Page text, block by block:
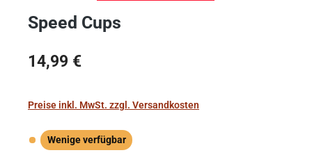
Speed Cups
Regulärer Preis:
14,99 €
Preise inkl. MwSt. zzgl. Versandkosten
Wenige verfügbar
Wenige verfügbar